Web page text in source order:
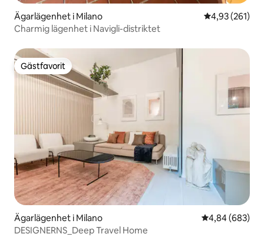
Ägarlägenhet i Milano 4,93 av 5 i
4,93 (261)
Charmig lägenhet i Navigli-distriktet
Gästfavorit
Gästfavorit
Ägarlägenhet i Milano 4,84 av 5 i
4,84 (683)
DESIGNERNS_Deep Travel Home